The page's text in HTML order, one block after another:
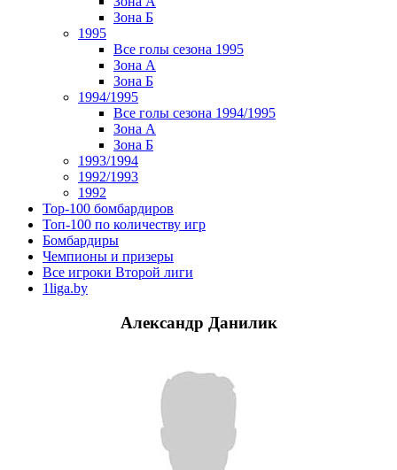
Зона Б
1995
Все голы сезона 1995
Зона А
Зона Б
1994/1995
Все голы сезона 1994/1995
Зона А
Зона Б
1993/1994
1992/1993
1992
Top-100 бомбардиров
Топ-100 по количеству игр
Бомбардиры
Чемпионы и призеры
Все игроки Второй лиги
1liga.by
Александр Данилик